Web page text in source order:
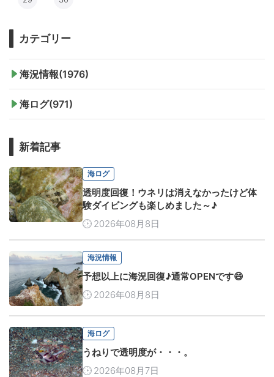
カテゴリー
海況情報(1976)
海ログ(971)
新着記事
海ログ
透明度回復！ウネリは消えなかったけど体
験ダイビングも楽しめました～♪
2026年08月8日
海況情報
予想以上に海況回復♪通常OPENです😄
2026年08月8日
海ログ
うねりで透明度が・・・。
2026年08月7日